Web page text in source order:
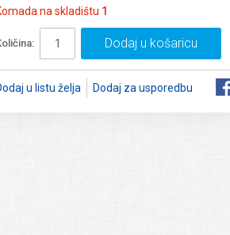
na skladištu 1
Dodaj u košaricu
u listu želja Dodaj za usporedbu